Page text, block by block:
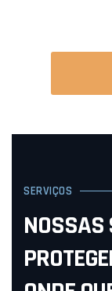
SERVIÇOS
NOSSAS